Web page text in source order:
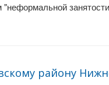
району